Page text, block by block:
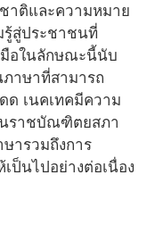
าติและความหมาย
รู้สู่ประชาชนที่
มือในลักษณะนี้นับ
ภาษาที่สามารถ
เนคเทคมีความ
นราชบัณฑิตยสภา
ารวมถึงการ
ป็นไปอย่างต่อเนื่อง